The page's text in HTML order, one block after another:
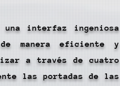
una interfaz ingeniosa
manera eficiente y
a través de cuatro
las portadas de las